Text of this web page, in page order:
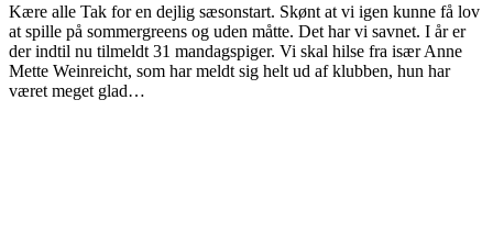
Kære alle Tak for en dejlig sæsonstart. Skønt at vi igen kunne få lov
at spille på sommergreens og uden måtte. Det har vi savnet. I år er
der indtil nu tilmeldt 31 mandagspiger. Vi skal hilse fra især Anne
Mette Weinreicht, som har meldt sig helt ud af klubben, hun har
været meget glad…